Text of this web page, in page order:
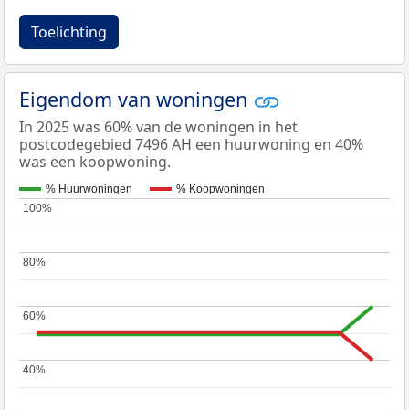
Toelichting
Eigendom van woningen
In 2025 was 60% van de woningen in het
postcodegebied 7496 AH een huurwoning en 40%
was een koopwoning.
% Huurwoningen % Koopwoningen
40%
40%
60%
60%
80%
80%
100%
100%